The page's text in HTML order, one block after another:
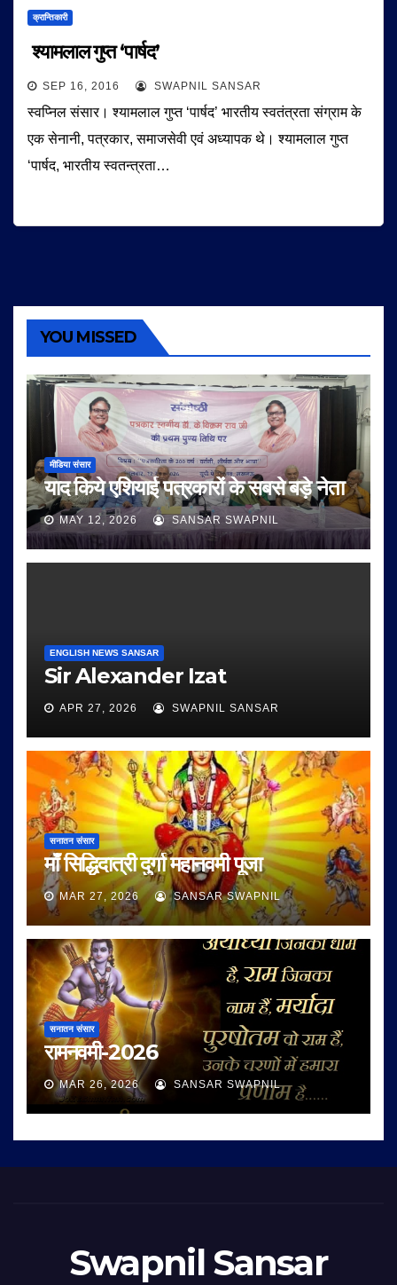
क्रान्तिकारी
श्यामलाल गुप्त ‘पार्षद’
SEP 16, 2016 SWAPNIL SANSAR
स्वप्निल संसार। श्यामलाल गुप्त ‘पार्षद’ भारतीय स्वतंत्रता संग्राम के
एक सेनानी, पत्रकार, समाजसेवी एवं अध्यापक थे। श्यामलाल गुप्त
‘पार्षद, भारतीय स्वतन्त्रता…
YOU MISSED
मीडिया संसार
याद किये एशियाई पत्रकारों के सबसे बड़े नेता
MAY 12, 2026 SANSAR SWAPNIL
ENGLISH NEWS SANSAR
Sir Alexander Izat
APR 27, 2026 SWAPNIL SANSAR
सनातन संसार
माँ सिद्धिदात्री दुर्गा महानवमी पूजा
MAR 27, 2026 SANSAR SWAPNIL
सनातन संसार
रामनवमी-2026
MAR 26, 2026 SANSAR SWAPNIL
Swapnil Sansar